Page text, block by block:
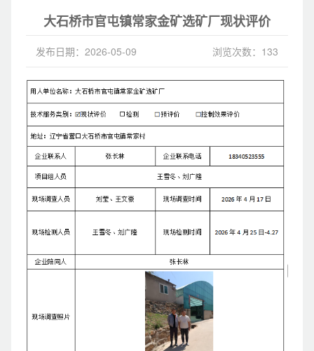
大石桥市官屯镇常家金矿选矿厂现状评价
发布日期：2026-05-09 浏览次数：133